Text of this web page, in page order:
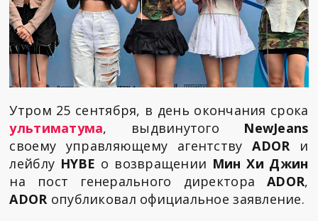
Утром 25 сентября, в день окончания срока
ультиматума, выдвинутого NewJeans
своему управляющему агентствуADORи
лейблу HYBE о возвращении Мин Хи Джин
на пост генерального директораADOR,
ADORопубликовал официальное заявление.